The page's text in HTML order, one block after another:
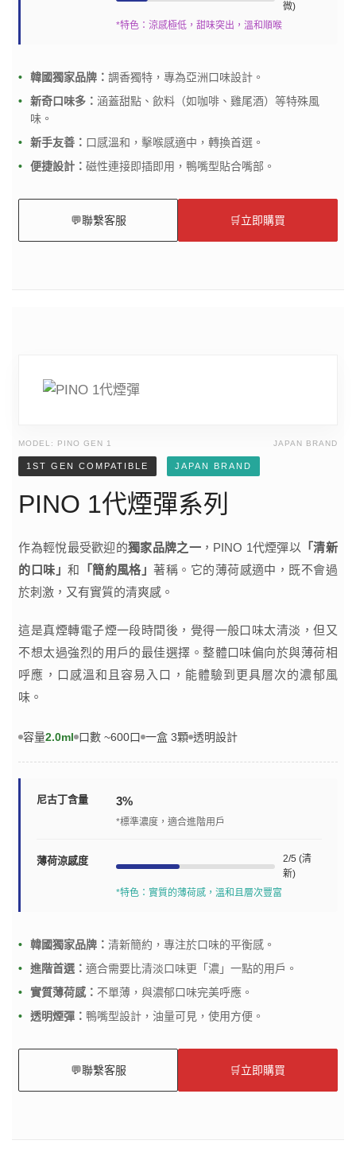
微)
*特色：涼感極低，甜味突出，溫和順喉
韓國獨家品牌：調香獨特，專為亞洲口味設計。
新奇口味多： 涵蓋甜點、飲料（如咖啡、雞尾酒）等特殊風
味。
新手友善： 口感溫和，擊喉感適中，轉換首選。
便捷設計：磁性連接即插即用，鴨嘴型貼合嘴部。
💬聯繫客服 🛒立即購買
MODEL: PINO GEN 1 JAPAN BRAND
1ST GEN COMPATIBLE JAPAN BRAND
PINO 1代煙彈系列
作為輕悅最受歡迎的獨家品牌之一，PINO 1代煙彈以 「清新
的口味」和 「簡約風格」著稱。它的薄荷感適中，既不會過
於刺激，又有實質的清爽感。
這是真煙轉電子煙一段時間後，覺得一般口味太清淡，但又
不想太過強烈的用戶的最佳選擇。整體口味偏向於與薄荷相
呼應，口感溫和且容易入口，能體驗到更具層次的濃郁風
味。
容量2.0ml 口數 ~600口 一盒 3顆 透明設計
尼古丁含量 3%
*標準濃度，適合進階用戶
薄荷涼感度
2/5 (清
新)
*特色：實質的薄荷感，溫和且層次豐富
韓國獨家品牌：清新簡約，專注於口味的平衡感。
進階首選：適合需要比清淡口味更「濃」一點的用戶。
實質薄荷感： 不單薄，與濃郁口味完美呼應。
透明煙彈： 鴨嘴型設計，油量可見，使用方便。
💬聯繫客服 🛒立即購買